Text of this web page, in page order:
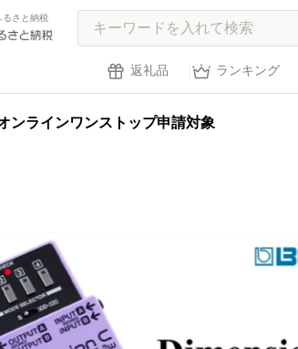
るさと納税
返礼品 ランキング
ンラインワンストップ申請対象